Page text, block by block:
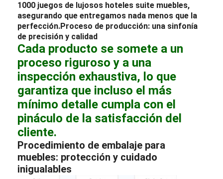
1000 juegos de lujosos hoteles suite muebles,
asegurando que entregamos nada menos que la
perfección.Proceso de producción: una sinfonía
de precisión y calidad
Cada producto se somete a un
proceso riguroso y a una
inspección exhaustiva, lo que
garantiza que incluso el más
mínimo detalle cumpla con el
pináculo de la satisfacción del
cliente.
Procedimiento de embalaje para
muebles: protección y cuidado
inigualables